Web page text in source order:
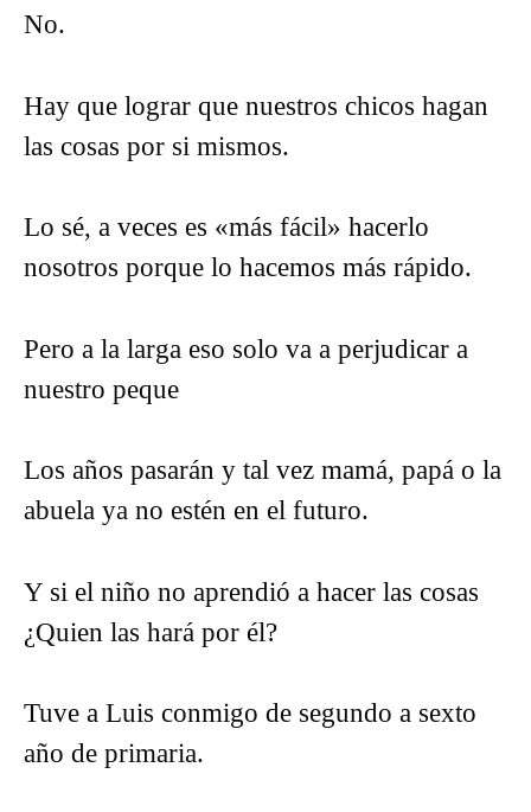
No.
Hay que lograr que nuestros chicos hagan
las cosas por si mismos.
Lo sé, a veces es «más fácil» hacerlo
nosotros porque lo hacemos más rápido.
Pero a la larga eso solo va a perjudicar a
nuestro peque
Los años pasarán y tal vez mamá, papá o la
abuela ya no estén en el futuro.
Y si el niño no aprendió a hacer las cosas
¿Quien las hará por él?
Tuve a Luis conmigo de segundo a sexto
año de primaria.